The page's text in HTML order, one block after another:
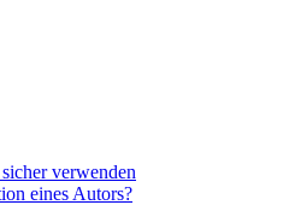
verwenden
eines Autors?